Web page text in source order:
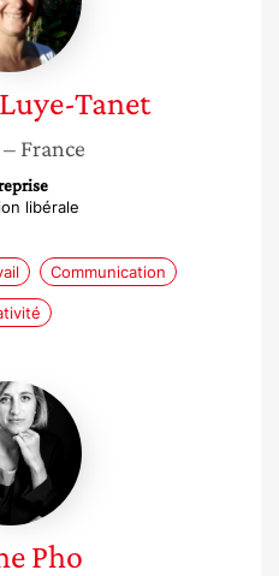
Luye-Tanet
– France
libérale
Communication
Karine
Pho
Pho